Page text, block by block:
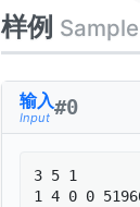
样例 Sample
输入
Input #0
3 5 1
1 4 0 0